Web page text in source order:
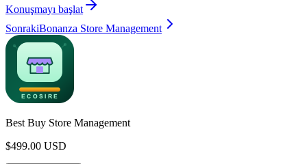
Konuşmayı başlat
SonrakiBonanza Store Management
Best Buy Store Management
$499.00 USD